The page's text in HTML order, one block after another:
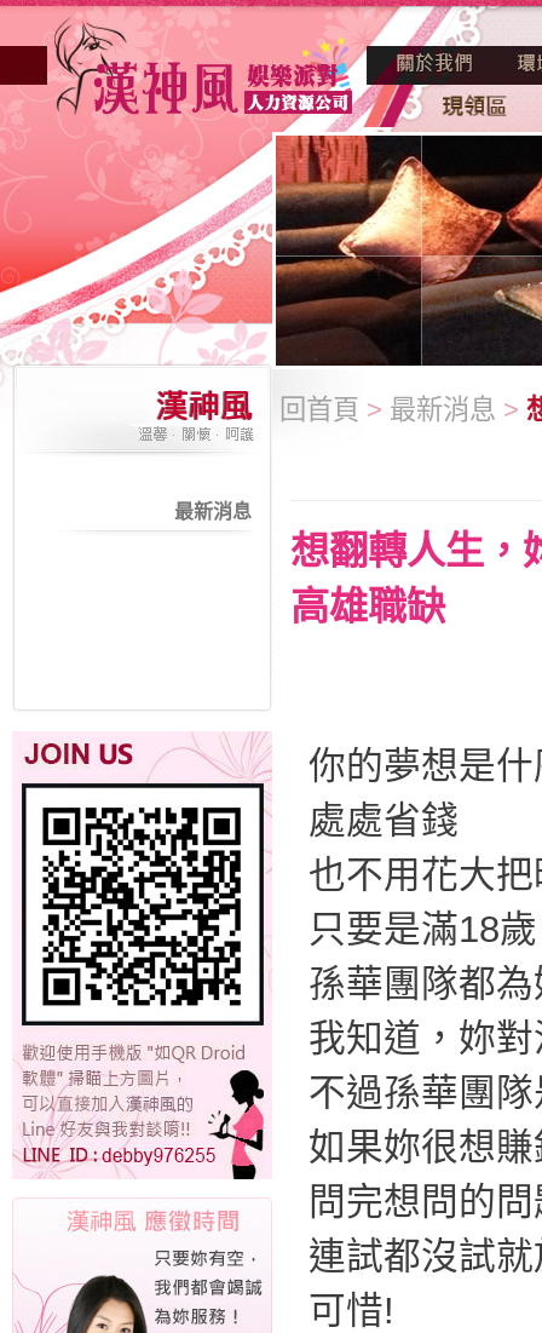
最新消息
回首頁 > 最新消息 >
想翻轉人生，
高雄職缺
你的夢想是
處處省錢
也不用花大
只要是滿18
孫華團隊都
我知道，妳
不過孫華團
如果妳很想
問完想問的
連試都沒試
可惜!